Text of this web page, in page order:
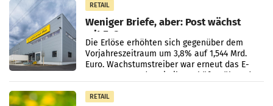
RETAIL
Weniger Briefe, aber: Post wächst
mit E-Commerce
Die Erlöse erhöhten sich gegenüber dem
Vorjahreszeitraum um 3,8% auf 1,544 Mrd.
Euro. Wachstumstreiber war erneut das E-
Commerce- und Logistikgeschäft, während
RETAIL